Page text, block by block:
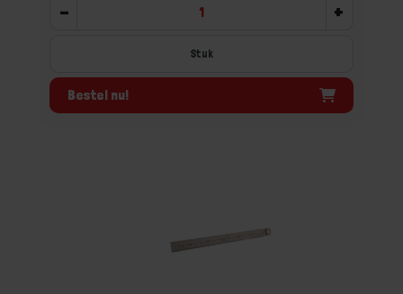
- +
Stuk
Bestel nu!